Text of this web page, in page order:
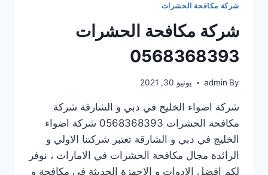
شركة مكافحة الحشرات
شركة مكافحة الحشرات
0568368393
By
admin يونيو 30, 2021
شركة اضواء الخليج في دبي و الشارقة شركة
مكافحة الحشرات 0568368393 شركة اضواء
الخليج في دبي و الشارقة تعتبر شركتنا الاولي و
الرائدة مجال مكافحة الحشرات في الامارات ، نوفر
لكم افضل الادوات و الاجهزة الحديثة في مكافحة و